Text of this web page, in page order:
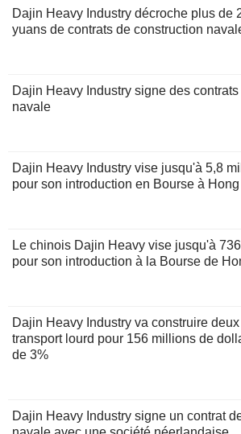
Dajin Heavy Industry décroche plus de
yuans de contrats de construction
Dajin Heavy Industry signe des
navale
Dajin Heavy Industry vise jusqu'à 5,8
pour son introduction en Bourse à
Le chinois Dajin Heavy vise jusqu'à
pour son introduction à la Bourse de
Dajin Heavy Industry va construire
transport lourd pour 156 millions de
de 3%
Dajin Heavy Industry signe un contrat